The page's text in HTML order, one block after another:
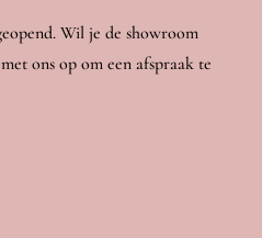
Wil je de showroom
ons op om een afspraak te